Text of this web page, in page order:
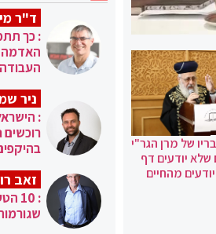
של מרן הגר"י
שלא יודעים דף
מהחיים
ד"ר
: כך
ניר
:
זאב
: